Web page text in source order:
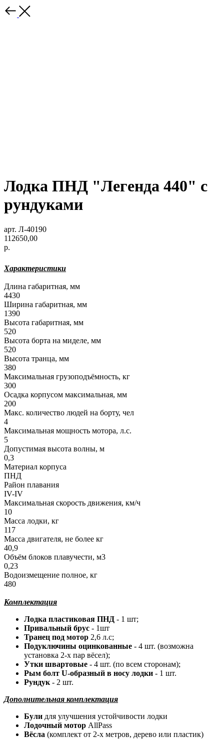
Лодка ПНД "Легенда 440" с
рундуками
арт. Л-40190
112650,00
р.
Характеристики
Длина габаритная, мм
4430
Ширина габаритная, мм
1390
Высота габаритная, мм
520
Высота борта на миделе, мм
520
Высота транца, мм
380
Максимальная грузоподъёмность, кг
300
Осадка корпусом максимальная, мм
200
Макс. количество людей на борту, чел
4
Максимальная мощность мотора, л.с.
5
Допустимая высота волны, м
0,3
Материал корпуса
ПНД
Район плавания
IV-IV
Максимальная скорость движения, км/ч
10
Масса лодки, кг
117
Масса двигателя, не более кг
40,9
Объём блоков плавучести, м3
0,23
Водоизмещение полное, кг
480
Комплектация
Лодка пластиковая ПНД - 1 шт;
Привальный брус - 1шт
Транец под мотор 2,6 л.с;
Подуключины оцинкованные - 4 шт. (возможна
установка 2-х пар вёсел);
Утки швартовые - 4 шт. (по всем сторонам);
Рым болт U-образный в носу лодки - 1 шт.
Рундук - 2 шт.
Дополнительная комплектация
Були для улучшения устойчивости лодки
Лодочный мотор AllPass
Вёсла (комплект от 2-х метров, дерево или пластик)